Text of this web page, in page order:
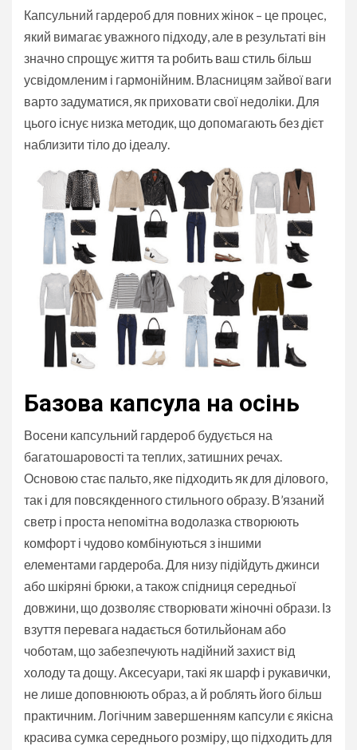
Капсульний гардероб для повних жінок – це процес,
який вимагає уважного підходу, але в результаті він
значно спрощує життя та робить ваш стиль більш
усвідомленим і гармонійним. Власницям зайвої ваги
варто задуматися, як приховати свої недоліки. Для
цього існує низка методик, що допомагають без дієт
наблизити тіло до ідеалу.
Базова капсула на осінь
Восени капсульний гардероб будується на
багатошаровості та теплих, затишних речах.
Основою стає пальто, яке підходить як для ділового,
так і для повсякденного стильного образу. В’язаний
светр і проста непомітна водолазка створюють
комфорт і чудово комбінуються з іншими
елементами гардероба. Для низу підійдуть джинси
або шкіряні брюки, а також спідниця середньої
довжини, що дозволяє створювати жіночні образи. Із
взуття перевага надається ботильйонам або
чоботам, що забезпечують надійний захист від
холоду та дощу. Аксесуари, такі як шарф і рукавички,
не лише доповнюють образ, а й роблять його більш
практичним. Логічним завершенням капсули є якісна
красива сумка середнього розміру, що підходить для